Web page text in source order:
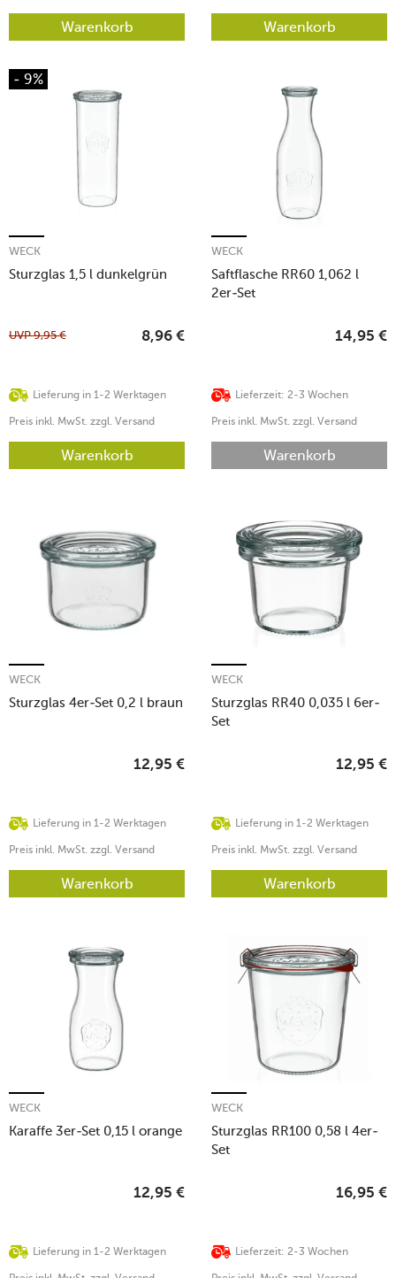
Warenkorb Warenkorb
- 9%
Sturzglas 1,5 l dunkelgrün
WECK
Lieferung in 1-2 Werktagen
UVP9,95 € 8,96 €
Preis inkl. MwSt. zzgl. Versand
Warenkorb
Saftflasche RR60 1,062 l
2er-Set
WECK
Lieferzeit: 2-3 Wochen
14,95 €
Preis inkl. MwSt. zzgl. Versand
Warenkorb
Sturzglas 4er-Set 0,2 l braun
WECK
Lieferung in 1-2 Werktagen
12,95 €
Preis inkl. MwSt. zzgl. Versand
Warenkorb
Sturzglas RR40 0,035 l 6er-
Set
WECK
Lieferung in 1-2 Werktagen
12,95 €
Preis inkl. MwSt. zzgl. Versand
Warenkorb
Karaffe 3er-Set 0,15 l orange
WECK
Lieferung in 1-2 Werktagen
12,95 €
Sturzglas RR100 0,58 l 4er-
Set
WECK
Lieferzeit: 2-3 Wochen
16,95 €